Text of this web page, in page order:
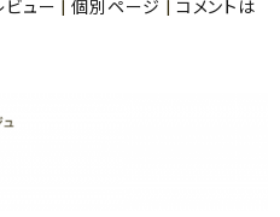
ビュー |個別ページ |コメントは